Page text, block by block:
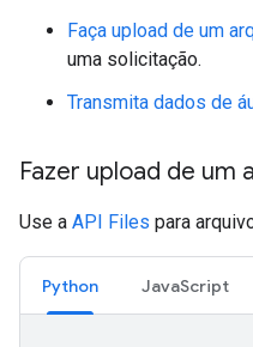
Faça upload de um
uma solicitação.
Transmita dados de
Fazer upload de um
Use a API Files para
Python JavaScript